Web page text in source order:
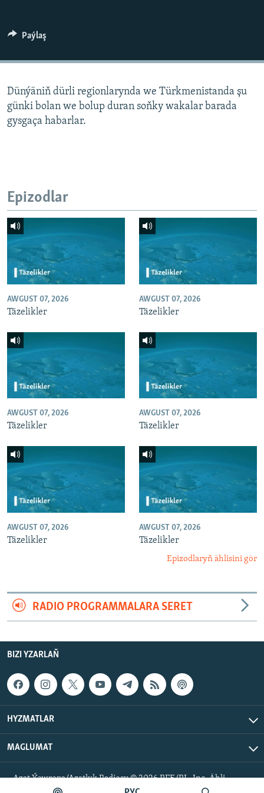
Paýlaş
Dünýäniň dürli regionlarynda we Türkmenistanda şu
günki bolan we bolup duran soňky wakalar barada
gysgaça habarlar.
Epizodlar
AWGUST 07, 2026
Täzelikler
AWGUST 07, 2026
Täzelikler
AWGUST 07, 2026
Täzelikler
AWGUST 07, 2026
Täzelikler
AWGUST 07, 2026
Täzelikler
AWGUST 07, 2026
Täzelikler
Epizodlaryň ählisini gör
RADIO PROGRAMMALARA SERET
BIZI YZARLAŇ
HYZMATLAR
MAGLUMAT
Azat Ýewropa/Azatlyk Radiosy © 2026 RFE/RL, Inc. Ähli
hukuklar goralan.